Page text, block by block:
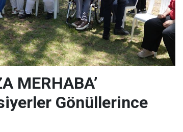
MERHABA’
Gönüllerince